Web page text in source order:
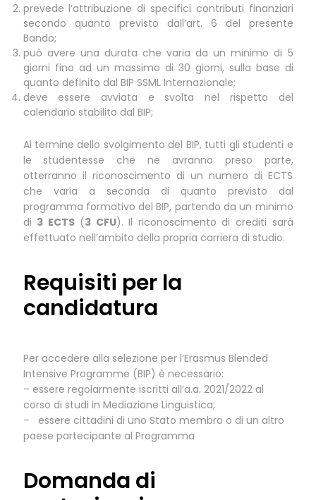
prevede l’attribuzione di specifici contributi finanziari
secondo quanto previsto dall’art. 6 del presente
Bando;
può avere una durata che varia da un minimo di 5
giorni fino ad un massimo di 30 giorni, sulla base di
quanto definito dal BIP SSML Internazionale;
deve essere avviata e svolta nel rispetto del
calendario stabilito dal BIP;
Al termine dello svolgimento del BIP, tutti gli studenti e
le studentesse che ne avranno preso parte,
otterranno il riconoscimento di un numero di ECTS
che varia a seconda di quanto previsto dal
programma formativo del BIP, partendo da un minimo
di 3 ECTS(3 CFU). Il riconoscimento di crediti sarà
effettuato nell’ambito della propria carriera di studio.
Requisiti per la
candidatura
Per accedere alla selezione per l’Erasmus Blended
Intensive Programme (BIP) è necessario:
– essere regolarmente iscritti all’a.a. 2021/2022 al
corso di studi in Mediazione Linguistica;
– essere cittadini di uno Stato membro o di un altro
paese partecipante al Programma
Domanda di